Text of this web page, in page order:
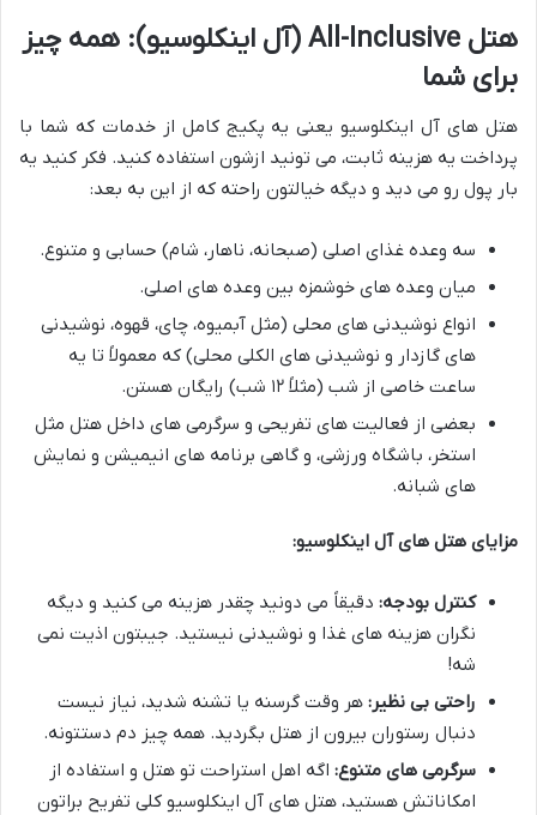
هتل All-Inclusive (آل اینکلوسیو): همه چیز
برای شما
هتل های آل اینکلوسیو یعنی یه پکیج کامل از خدمات که شما با
پرداخت یه هزینه ثابت، می تونید ازشون استفاده کنید. فکر کنید یه
بار پول رو می دید و دیگه خیالتون راحته که از این به بعد:
سه وعده غذای اصلی (صبحانه، ناهار، شام) حسابی و متنوع.
میان وعده های خوشمزه بین وعده های اصلی.
انواع نوشیدنی های محلی (مثل آبمیوه، چای، قهوه، نوشیدنی
های گازدار و نوشیدنی های الکلی محلی) که معمولاً تا یه
ساعت خاصی از شب (مثلاً ۱۲ شب) رایگان هستن.
بعضی از فعالیت های تفریحی و سرگرمی های داخل هتل مثل
استخر، باشگاه ورزشی، و گاهی برنامه های انیمیشن و نمایش
های شبانه.
مزایای هتل های آل اینکلوسیو:
کنترل بودجه: دقیقاً می دونید چقدر هزینه می کنید و دیگه
نگران هزینه های غذا و نوشیدنی نیستید. جیبتون اذیت نمی
شه!
راحتی بی نظیر: هر وقت گرسنه یا تشنه شدید، نیاز نیست
دنبال رستوران بیرون از هتل بگردید. همه چیز دم دستتونه.
سرگرمی های متنوع: اگه اهل استراحت تو هتل و استفاده از
امکاناتش هستید، هتل های آل اینکلوسیو کلی تفریح براتون